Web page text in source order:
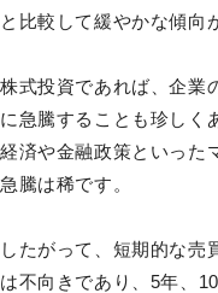
と比較して緩やかな傾向
株式投資であれば、企業
に急騰することも珍しく
経済や金融政策といった
急騰は稀です。
したがって、短期的な売
は不向きであり、5年、